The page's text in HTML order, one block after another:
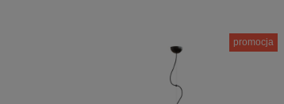
promocja